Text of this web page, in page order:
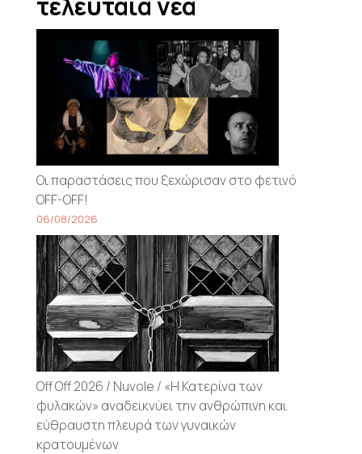
Οι παραστάσεις που ξεχώρισαν στο φετινό
OFF-OFF!
06/08/2026
Off Off 2026 / Nuvole / «Η Κατερίνα των
φυλακών» αναδεικνύει την ανθρώπινη και
εύθραυστη πλευρά των γυναικών
κρατουμένων